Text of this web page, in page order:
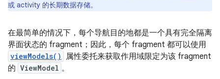
或 activity 的长期数据存储。
在最简单的情况下，每个导航目的地都是一个具有完全隔离
界面状态的 fragment；因此，每个 fragment 都可以使用
viewModels()
属性委托来获取作用域限定为该 fragment
的 ViewModel 。